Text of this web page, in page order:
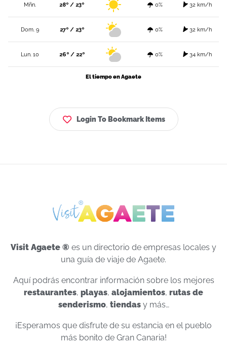
Mñn. 28º / 23º 0% 32 km/h
Dom. 9 27º / 23º 0% 32 km/h
Lun. 10 26º / 22º 0% 34 km/h
El tiempo en Agaete
Login To Bookmark Items
Visit Agaete ® es un directorio de empresas locales y
una guía de viaje de Agaete.
Aquí podrás encontrar información sobre los mejores
restaurantes, playas, alojamientos, rutas de
senderismo, tiendasy más…
¡Esperamos que disfrute de su estancia en el pueblo
más bonito de Gran Canaria!